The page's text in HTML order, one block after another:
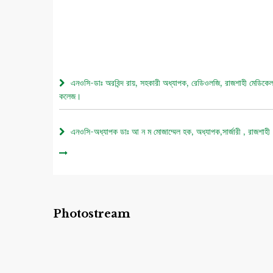
এনওসি-ডাঃ অরবিন্দ রায়, সহকারী অধ্যাপক, রেডিওলজি, রাজশাহী মেডিকেল
কলেজ।
এনওসি-অধ্যাপক ডাঃ আ ন ম মোজাম্মেল হক, অধ্যাপক,সার্জারী , রাজশাহী
Photostream